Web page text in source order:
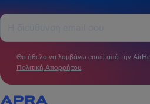
Θα ήθελα να λαμβάνω email από την
Πολιτική Απορρήτου.